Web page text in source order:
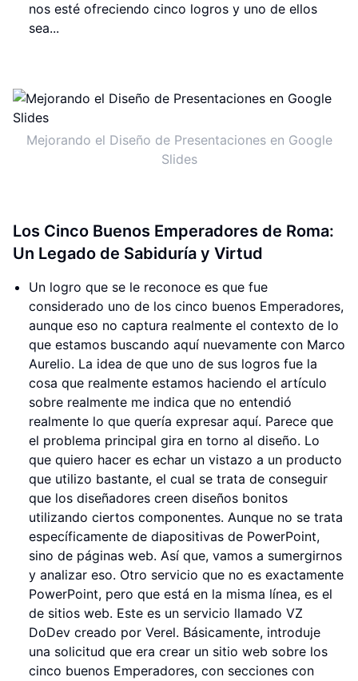
nos esté ofreciendo cinco logros y uno de ellos
sea...
Mejorando el Diseño de Presentaciones en Google
Slides
Los Cinco Buenos Emperadores de Roma:
Un Legado de Sabiduría y Virtud
Un logro que se le reconoce es que fue
considerado uno de los cinco buenos Emperadores,
aunque eso no captura realmente el contexto de lo
que estamos buscando aquí nuevamente con Marco
Aurelio. La idea de que uno de sus logros fue la
cosa que realmente estamos haciendo el artículo
sobre realmente me indica que no entendió
realmente lo que quería expresar aquí. Parece que
el problema principal gira en torno al diseño. Lo
que quiero hacer es echar un vistazo a un producto
que utilizo bastante, el cual se trata de conseguir
que los diseñadores creen diseños bonitos
utilizando ciertos componentes. Aunque no se trata
específicamente de diapositivas de PowerPoint,
sino de páginas web. Así que, vamos a sumergirnos
y analizar eso. Otro servicio que no es exactamente
PowerPoint, pero que está en la misma línea, es el
de sitios web. Este es un servicio llamado VZ
DoDev creado por Verel. Básicamente, introduje
una solicitud que era crear un sitio web sobre los
cinco buenos Emperadores, con secciones con